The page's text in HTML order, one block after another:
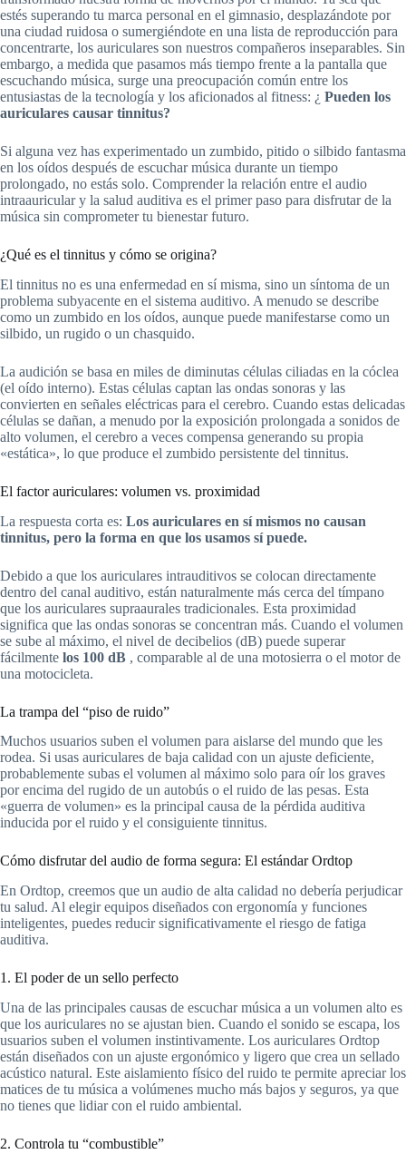
estés superando tu marca personal en el gimnasio, desplazándote por
una ciudad ruidosa o sumergiéndote en una lista de reproducción para
concentrarte, los auriculares son nuestros compañeros inseparables. Sin
embargo, a medida que pasamos más tiempo frente a la pantalla que
escuchando música, surge una preocupación común entre los
entusiastas de la tecnología y los aficionados al fitness: ¿ Pueden los
auriculares causar tinnitus?
Si alguna vez has experimentado un zumbido, pitido o silbido fantasma
en los oídos después de escuchar música durante un tiempo
prolongado, no estás solo. Comprender la relación entre el audio
intraauricular y la salud auditiva es el primer paso para disfrutar de la
música sin comprometer tu bienestar futuro.
¿Qué es el tinnitus y cómo se origina?
El tinnitus no es una enfermedad en sí misma, sino un síntoma de un
problema subyacente en el sistema auditivo. A menudo se describe
como un zumbido en los oídos, aunque puede manifestarse como un
silbido, un rugido o un chasquido.
La audición se basa en miles de diminutas células ciliadas en la cóclea
(el oído interno). Estas células captan las ondas sonoras y las
convierten en señales eléctricas para el cerebro. Cuando estas delicadas
células se dañan, a menudo por la exposición prolongada a sonidos de
alto volumen, el cerebro a veces compensa generando su propia
«estática», lo que produce el zumbido persistente del tinnitus.
El factor auriculares: volumen vs. proximidad
La respuesta corta es: Los auriculares en sí mismos no causan
tinnitus, pero la forma en que los usamos sí puede.
Debido a que los auriculares intrauditivos se colocan directamente
dentro del canal auditivo, están naturalmente más cerca del tímpano
que los auriculares supraaurales tradicionales. Esta proximidad
significa que las ondas sonoras se concentran más. Cuando el volumen
se sube al máximo, el nivel de decibelios (dB) puede superar
fácilmente los 100 dB , comparable al de una motosierra o el motor de
una motocicleta.
La trampa del “piso de ruido”
Muchos usuarios suben el volumen para aislarse del mundo que les
rodea. Si usas auriculares de baja calidad con un ajuste deficiente,
probablemente subas el volumen al máximo solo para oír los graves
por encima del rugido de un autobús o el ruido de las pesas. Esta
«guerra de volumen» es la principal causa de la pérdida auditiva
inducida por el ruido y el consiguiente tinnitus.
Cómo disfrutar del audio de forma segura: El estándar Ordtop
En Ordtop, creemos que un audio de alta calidad no debería perjudicar
tu salud. Al elegir equipos diseñados con ergonomía y funciones
inteligentes, puedes reducir significativamente el riesgo de fatiga
auditiva.
1. El poder de un sello perfecto
Una de las principales causas de escuchar música a un volumen alto es
que los auriculares no se ajustan bien. Cuando el sonido se escapa, los
usuarios suben el volumen instintivamente. Los auriculares Ordtop
están diseñados con un ajuste ergonómico y ligero que crea un sellado
acústico natural. Este aislamiento físico del ruido te permite apreciar los
matices de tu música a volúmenes mucho más bajos y seguros, ya que
no tienes que lidiar con el ruido ambiental.
2. Controla tu “combustible”